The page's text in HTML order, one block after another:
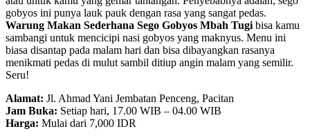
gobyos ini punya lauk pauk dengan rasa yang sangat pedas.
Warung Makan Sederhana Sego Gobyos Mbah Tugi bisa kamu
sambangi untuk mencicipi nasi gobyos yang maknyus. Menu ini
biasa disantap pada malam hari dan bisa dibayangkan rasanya
menikmati pedas di mulut sambil ditiup angin malam yang semilir.
Seru!
Alamat: Jl. Ahmad Yani Jembatan Penceng, Pacitan
Jam Buka: Setiap hari, 17.00 WIB – 04.00 WIB
Harga: Mulai dari 7,000 IDR